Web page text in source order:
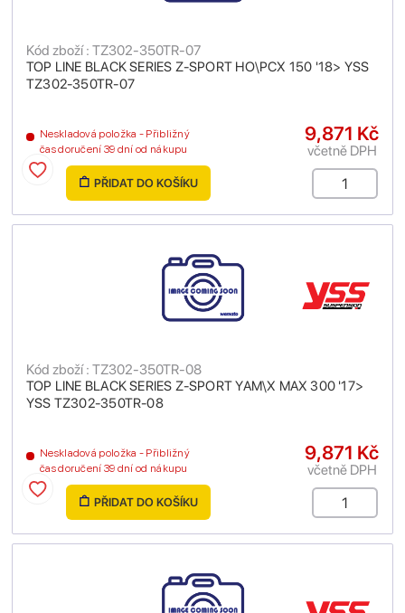
TOP LINE BLACK SERIES Z-SPORT HO\PCX 150 '18> YSS
TZ302-350TR-07
Kód zboží : TZ302-350TR-07
Neskladová položka - Přibližný
čas doručení 39 dní od nákupu
9,871 Kč
včetně DPH
PŘIDAT DO KOŠÍKU
TOP LINE BLACK SERIES Z-SPORT YAM\X MAX 300 '17>
YSS TZ302-350TR-08
Kód zboží : TZ302-350TR-08
Neskladová položka - Přibližný
čas doručení 39 dní od nákupu
9,871 Kč
včetně DPH
PŘIDAT DO KOŠÍKU